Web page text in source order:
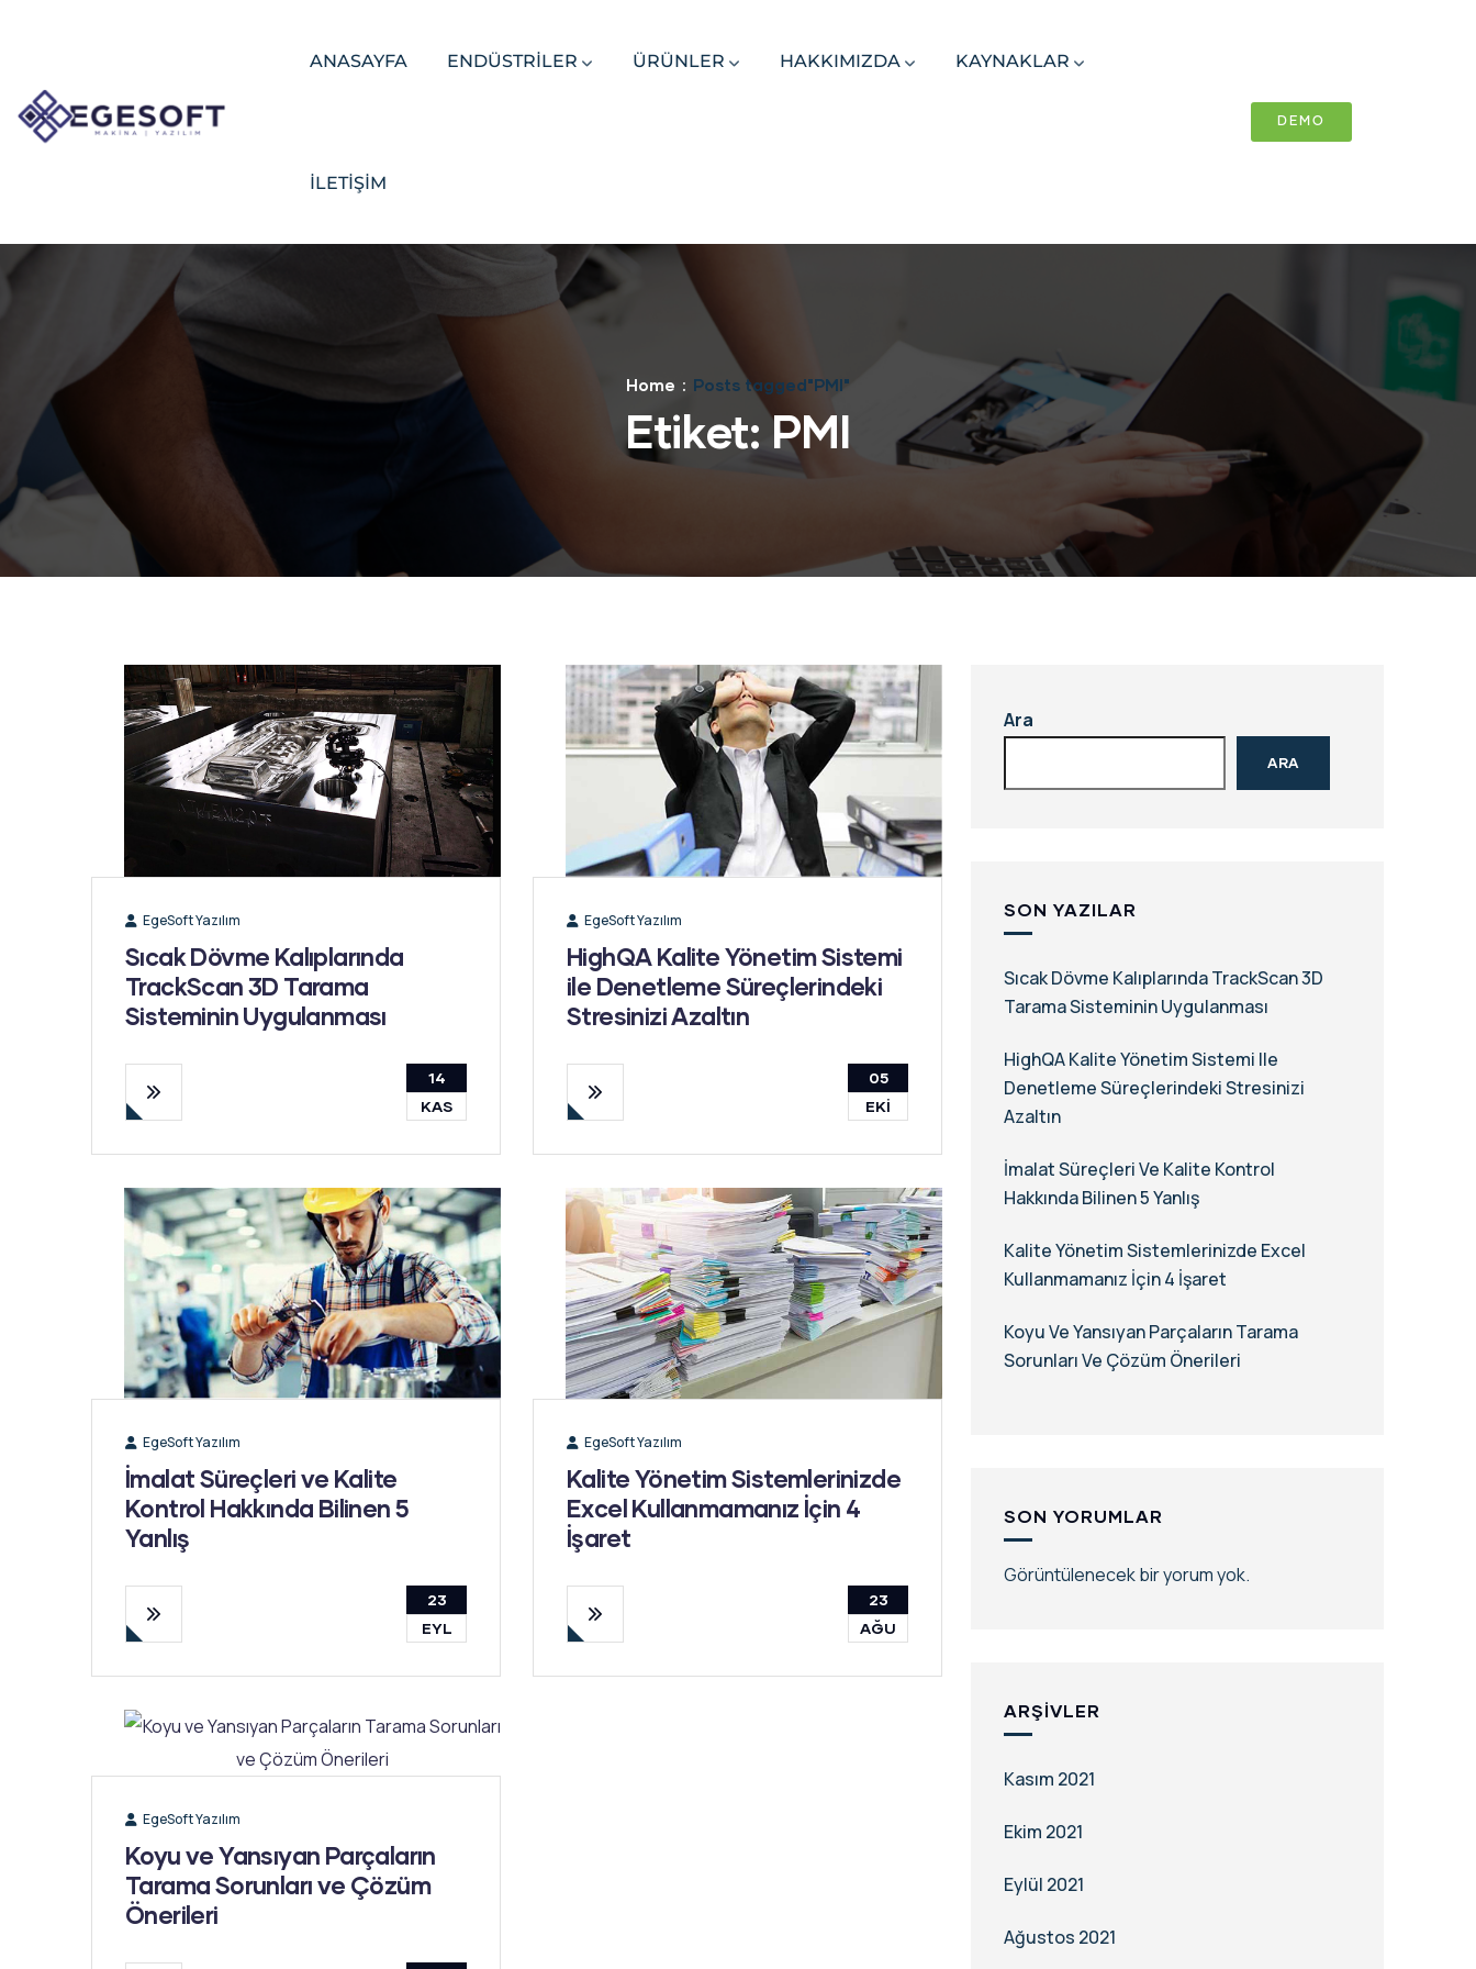
ANASAYFA ENDÜSTRİLER ÜRÜNLER HAKKIMIZDA KAYNAKLAR
İLETİŞİM
DEMO
Home Posts tagged"PMI"
Etiket:PMI
EgeSoft Yazılım
Sıcak Dövme Kalıplarında
TrackScan 3D Tarama
Sisteminin Uygulanması
14
KAS
EgeSoft Yazılım
HighQA Kalite Yönetim Sistemi
ile Denetleme Süreçlerindeki
Stresinizi Azaltın
05
EKI
EgeSoft Yazılım
İmalat Süreçleri ve Kalite
Kontrol Hakkında Bilinen 5
Yanlış
23
EYL
EgeSoft Yazılım
Kalite Yönetim Sistemlerinizde
Excel Kullanmamanız İçin 4
İşaret
23
AĞU
EgeSoft Yazılım
Koyu ve Yansıyan Parçaların
Tarama Sorunları ve Çözüm
Önerileri
Ara
ARA
SON YAZILAR
Sıcak Dövme Kalıplarında TrackScan 3D
Tarama Sisteminin Uygulanması
HighQA Kalite Yönetim Sistemi Ile
Denetleme Süreçlerindeki Stresinizi
Azaltın
İmalat Süreçleri Ve Kalite Kontrol
Hakkında Bilinen 5 Yanlış
Kalite Yönetim Sistemlerinizde Excel
Kullanmamanız İçin 4 İşaret
Koyu Ve Yansıyan Parçaların Tarama
Sorunları Ve Çözüm Önerileri
SON YORUMLAR
Görüntülenecek bir yorum yok.
ARŞIVLER
Kasım 2021
Ekim 2021
Eylül 2021
Ağustos 2021